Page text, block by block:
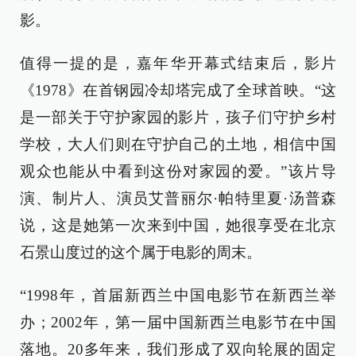
影。
值得一提的是，嘉年华开幕式结束后，影片
《1978》在首钢园冷却塔完成了全球首映。“这
是一部关于守护家园的影片，孩子们守护乡村
学校，大人们则在守护自己的土地，相信中国
观众也能从中看到这份对家园的爱。”该片导
演、制片人、演员艾普丽尔·帕特里夏·汤普森
说，这是她第一次来到中国，她很享受在北京
石景山度过的这个属于电影的周末。
“1998年，首届新西兰中国电影节在新西兰举
办；2002年，第一届中国新西兰电影节在中国
落地。20多年来，我们形成了双向轮展的固定